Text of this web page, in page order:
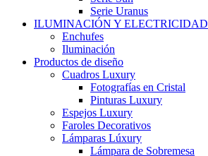
Serie Uranus
ILUMINACIÓN Y ELECTRICIDAD
Enchufes
Iluminación
Productos de diseño
Cuadros Luxury
Fotografías en Cristal
Pinturas Luxury
Espejos Luxury
Faroles Decorativos
Lámparas Lúxury
Lámpara de Sobremesa